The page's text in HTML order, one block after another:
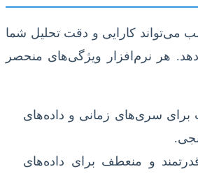
می‌تواند کارایی و دقت تحلیل شما
هر نرم‌افزار ویژگی‌های منحصر
برای سری‌های زمانی و داده‌های
و منعطف برای داده‌های